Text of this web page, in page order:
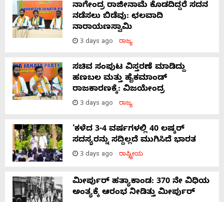
ನಾಗೇಂದ್ರ ರಾಜೀನಾಮೆ ಕೊಡದಿದ್ದರೆ ಸದನ
ನಡೆಸಲು ಬಿಡೆವು: ಛಲವಾದಿ
ನಾರಾಯಣಸ್ವಾಮಿ
3 days ago ರಾಜ್ಯ
ಸಚಿವ ಸಂಪುಟ ವಿಸ್ತರಣೆ ಮಾಡಿದ್ದು
ಹಣಬಲ ಮತ್ತು ಹೈಕಮಾಂಡ್
ರಾಜಕಾರಣಕ್ಕೆ: ವಿಜಯೇಂದ್ರ
3 days ago ರಾಜ್ಯ
‘ಕಳೆದ 3-4 ವರ್ಷಗಳಲ್ಲಿ 40 ಲಷ್ಕರ್
ಸದಸ್ಯರನ್ನು ಸದ್ದಿಲ್ಲದೆ ಮುಗಿಸಿದೆ ಭಾರತ
3 days ago ರಾಷ್ಟ್ರೀಯ
ಮೀರ್ಪುರ್ ಹತ್ಯಾಕಾಂಡ: 370 ನೇ ವಿಧಿಯ
ಅಂತ್ಯಕ್ಕೆ ಆರಂಭ ನೀಡಿತ್ತು ಮೀರ್ಪುರ್